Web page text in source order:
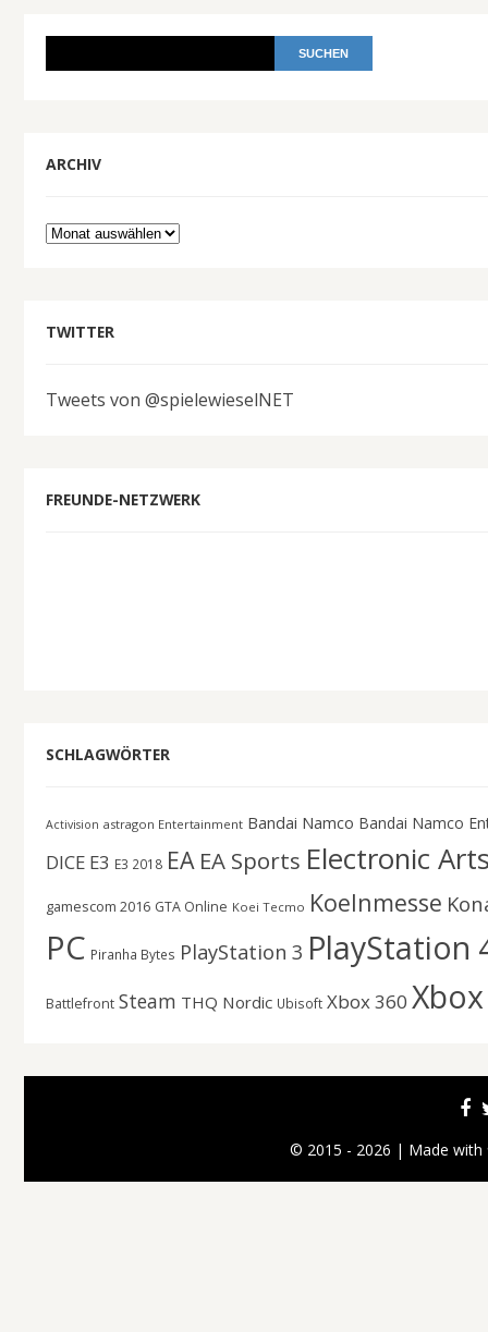
ARCHIV
Archiv
TWITTER
Tweets von @spielewieselNET
FREUNDE-NETZWERK
SCHLAGWÖRTER
Activision astragon Entertainment Bandai Namco Bandai Namco
DICE E3 E3 2018 EA EA Sports Electronic
gamescom 2016 GTA Online Koei Tecmo Koelnmesse
PC Piranha Bytes PlayStation 3 PlayStation
Battlefront Steam THQ Nordic Ubisoft Xbox 360
© 2015 - 2026 | Made